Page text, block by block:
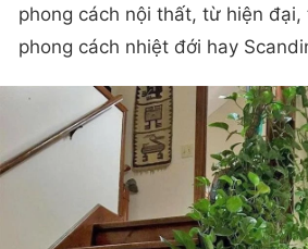
phong cách nội thất, từ hiện đại,
phong cách nhiệt đới hay